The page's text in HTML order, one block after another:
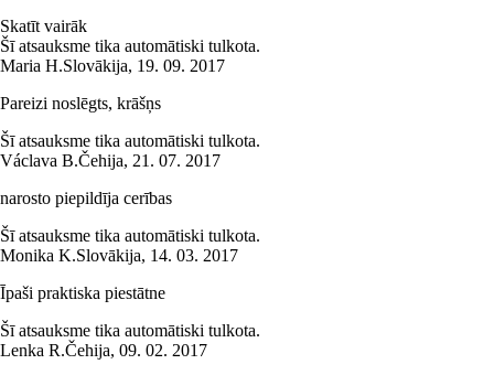
Skatīt vairāk
Šī atsauksme tika automātiski tulkota.
Maria H.Slovākija, 19. 09. 2017
Pareizi noslēgts, krāšņs
Šī atsauksme tika automātiski tulkota.
Václava B.Čehija, 21. 07. 2017
narosto piepildīja cerības
Šī atsauksme tika automātiski tulkota.
Monika K.Slovākija, 14. 03. 2017
Īpaši praktiska piestātne
Šī atsauksme tika automātiski tulkota.
Lenka R.Čehija, 09. 02. 2017